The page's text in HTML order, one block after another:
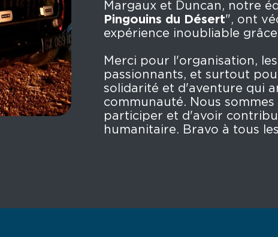
Margaux et Duncan, notre
Pingouins du Désert", ont
expérience inoubliable
Merci pour l'organisation,
passionnants, et surtout
solidarité et d'aventure qui
communauté. Nous
participer et d'avoir
humanitaire. Bravo à tous